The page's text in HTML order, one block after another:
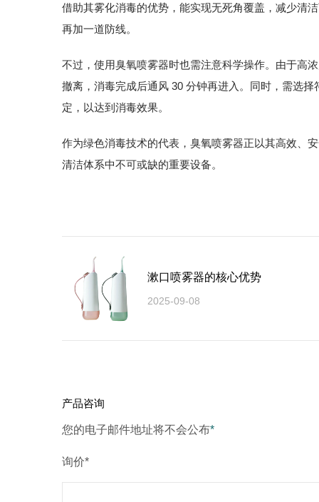
借助其雾化消毒的优势，能实现无死角覆盖，减少清
再加一道防线。
不过，使用臭氧喷雾器时也需注意科学操作。由于高
撤离，消毒完成后通风 30 分钟再进入。同时，需选
定，以达到消毒效果。
作为绿色消毒技术的代表，臭氧喷雾器正以其高效、
清洁体系中不可或缺的重要设备。
漱口喷雾器的核心优势
2025-09-08
产品咨询
您的电子邮件地址将不会公布*
询价*